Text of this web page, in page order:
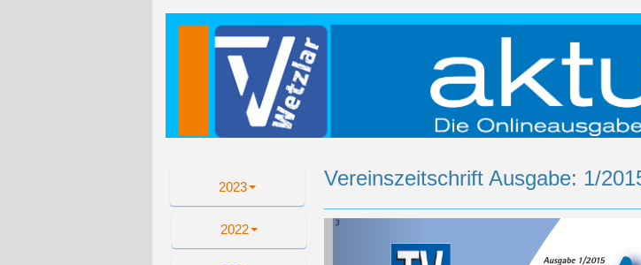
2023
2022
Vereinszeitschrift Ausgabe: 1/